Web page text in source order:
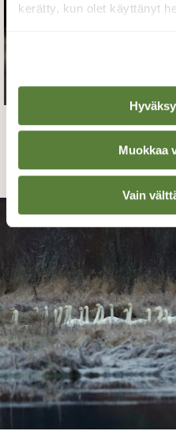
kerätty, kun olet käyttänyt
Muokkaa
Vain
Aurinkoa
sirpa jyske,